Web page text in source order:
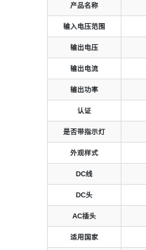
产品名称
输入电压范围
输出电压
输出电流
输出功率
认证
是否带指示灯
外观样式
DC线
DC头
AC插头
适用国家